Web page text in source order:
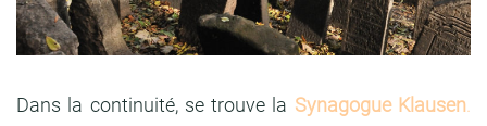
Dans la continuité, se trouve la Synagogue Klausen